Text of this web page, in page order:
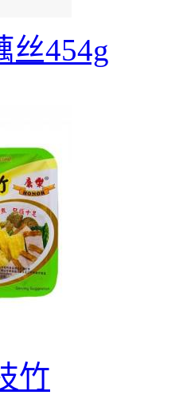
丝454g
竹